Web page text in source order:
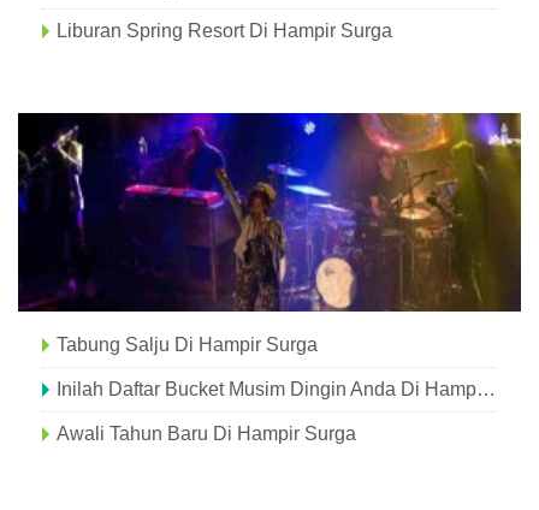
Liburan Spring Resort Di Hampir Surga
Tabung Salju Di Hampir Surga
Inilah Daftar Bucket Musim Dingin Anda Di Hampir Surga
Awali Tahun Baru Di Hampir Surga